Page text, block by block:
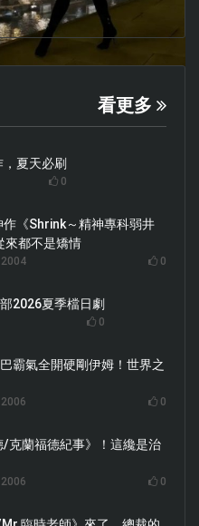
看更多
夏天必刷
0
《Shrink～精神專科弱井
來都不是矯情
0
2026夏季檔日劇
0
霸氣全開硬剛伊姆！世界之
0
克蘭福德紀事》！這纔是治
0